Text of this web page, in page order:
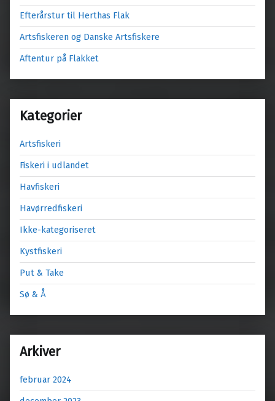
Efterårstur til Herthas Flak
Artsfiskeren og Danske Artsfiskere
Aftentur på Flakket
Kategorier
Artsfiskeri
Fiskeri i udlandet
Havfiskeri
Havørredfiskeri
Ikke-kategoriseret
Kystfiskeri
Put & Take
Sø & Å
Arkiver
februar 2024